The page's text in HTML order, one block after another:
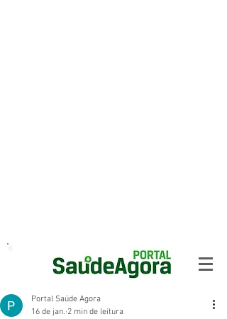
Portal Saúde Agora
16 de jan. 2 min de leitura